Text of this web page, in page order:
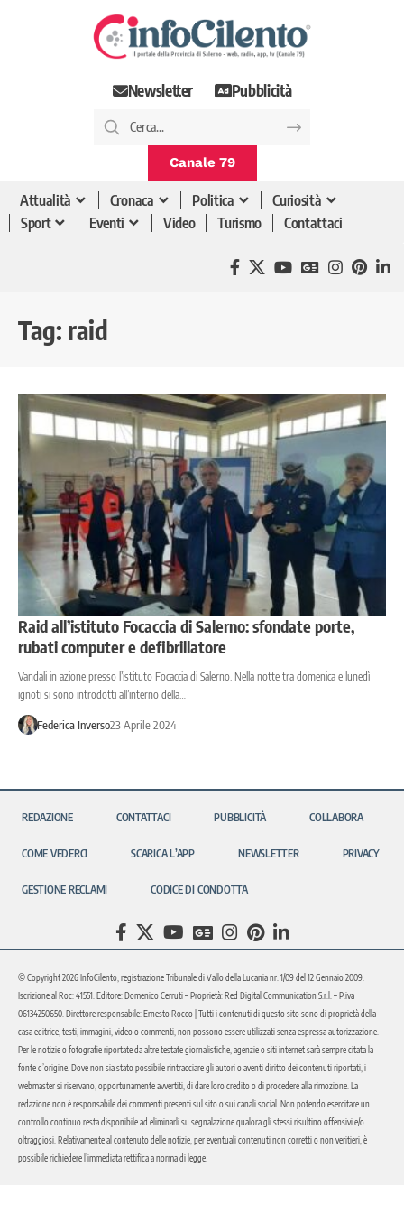
Newsletter Pubblicità
Canale 79
Attualità Cronaca Politica
Curiosità
Sport
Eventi Video Turismo Contattaci
Tag: raid
Raid all’istituto Focaccia di Salerno: sfondate porte,
rubati computer e defibrillatore
Vandali in azione presso l’istituto Focaccia di Salerno. Nella notte tra domenica e lunedì
ignoti si sono introdotti all’interno della…
Federica Inverso23 Aprile 2024
REDAZIONE CONTATTACI PUBBLICITÀ COLLABORA
COME VEDERCI SCARICA L’APP NEWSLETTER PRIVACY
GESTIONE RECLAMI CODICE DI CONDOTTA
© Copyright 2026 InfoCilento, registrazione Tribunale di Vallo della Lucania nr. 1/09 del 12 Gennaio 2009.
Iscrizione al Roc: 41551. Editore: Domenico Cerruti – Proprietà: Red Digital Communication S.r.l. – P.iva
06134250650. Direttore responsabile: Ernesto Rocco | Tutti i contenuti di questo sito sono di proprietà della
casa editrice, testi, immagini, video o commenti, non possono essere utilizzati senza espressa autorizzazione.
Per le notizie o fotografie riportate da altre testate giornalistiche, agenzie o siti internet sarà sempre citata la
fonte d’origine. Dove non sia stato possibile rintracciare gli autori o aventi diritto dei contenuti riportati, i
webmaster si riservano, opportunamente avvertiti, di dare loro credito o di procedere alla rimozione. La
redazione non è responsabile dei commenti presenti sul sito o sui canali social. Non potendo esercitare un
controllo continuo resta disponibile ad eliminarli su segnalazione qualora gli stessi risultino offensivi e/o
oltraggiosi. Relativamente al contenuto delle notizie, per eventuali contenuti non corretti o non veritieri, è
possibile richiedere l’immediata rettifica a norma di legge.